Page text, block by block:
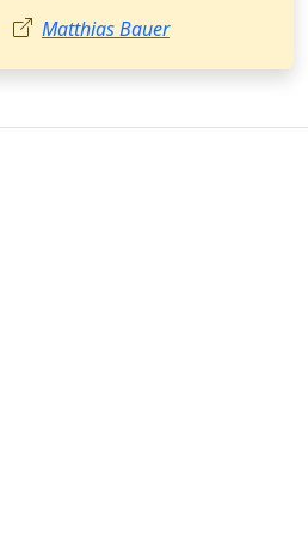
Julia Hoffmann